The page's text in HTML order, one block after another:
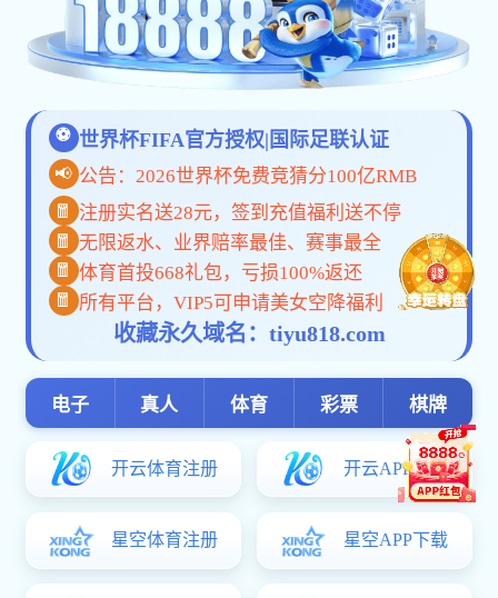
通知公告
· 关于开展2026年上半年校级课...
· 关于开展2026年度财经领域前...
· 关于申报2026年度经济社会发...
· 关于申报2026年“河北省民营...
· 关于申报2026年度会计科研课...
当前位置：首页>通
关于
各部门：
科研处将于6月8日-6